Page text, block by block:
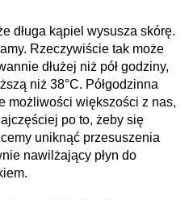
długa kąpiel wysusza skórę.
Rzeczywiście tak może
dłużej niż pół godziny,
niż 38°C. Półgodzinna
możliwości większości z nas,
po to, żeby się
uniknąć przesuszenia
nawilżający płyn do